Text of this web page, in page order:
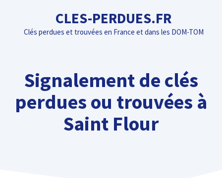
contenu
CLES-PERDUES.FR
Clés perdues et trouvées en France et dans les DOM-TOM
Signalement de clés
perdues ou trouvées à
Saint Flour